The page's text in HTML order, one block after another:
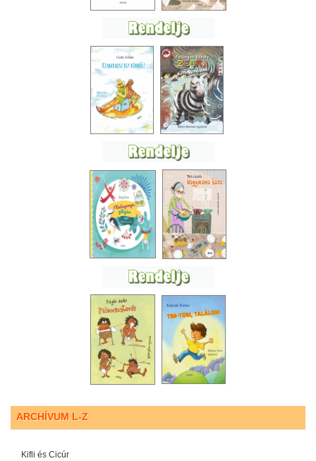
ARCHÍVUM L-Z
Kifli és Cicúr